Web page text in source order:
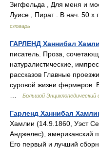
Зигфельда , Для меня и
Луисе , Пират . В нач. 50
словарь
ГАРЛЕНД Ханнибал
писатель. Проза,
натуралистические,
рассказов Главные
суровой жизни фермеров.
Большой Энциклопедический
Гарленд Ханнибал
Хамлии (14.9.1860, Уэст
Анджелес), американский
Его первый и лучший